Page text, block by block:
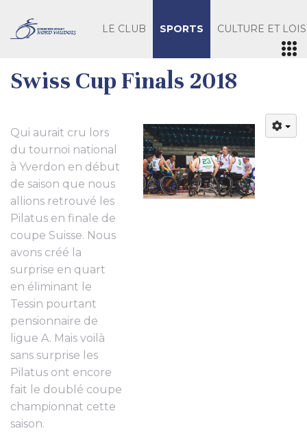
LE CLUB SPORTS CULTURE ET
Swiss Cup Finals 2018
Qui aurait cru lors
du tournoi national
à Yverdon en début
de saison que nous
allions retrouvé les
Pilatus en finale de
coupe Suisse. Nous
avons créé la
surprise en quart
en éliminant le
Tessin pourtant
pensionnaire de
ligue A. Mais voilà
sans surprise les
Pilatus ont encore
fait le doublé coupe
championnat cette
saison.